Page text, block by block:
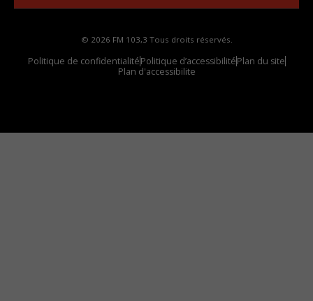
© 2026 FM 103,3 Tous droits réservés.
Politique de confidentialitéPolitique d’accessibilitéPlan du site
Plan d'accessibilite